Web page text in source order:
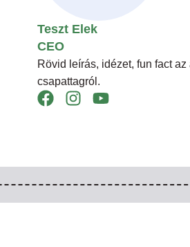
Teszt Elek
CEO
Rövid leírás, idézet, fun fact az
csapattagról.